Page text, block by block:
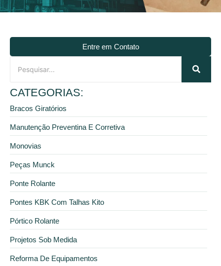
Entre em Contato
CATEGORIAS:
Bracos Giratórios
Manutenção Preventina E Corretiva
Monovias
Peças Munck
Ponte Rolante
Pontes KBK Com Talhas Kito
Pórtico Rolante
Projetos Sob Medida
Reforma De Equipamentos